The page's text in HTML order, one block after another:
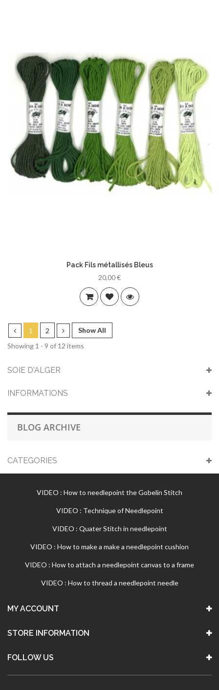
Pack Fils métallisés Bleus
20,00 €
Show All
1
2
Showing 1 - 9 of 12 items
SOIE D'ALGER
INFORMATIONS
BLOG ARCHIVE
CATEGORIES
VIDEO : How to needlepoint the Gobelin Stitch
VIDEO : Technique of Needlepoint
VIDEO : Quater Stitch in needlepoint
VIDEO : How to make a make a needlepoint cushion
VIDEO : How to attach a needlepoint canvas to a frame
VIDEO : How to thread a needlepoint needle
MY ACCOUNT
STORE INFORMATION
FOLLOW US